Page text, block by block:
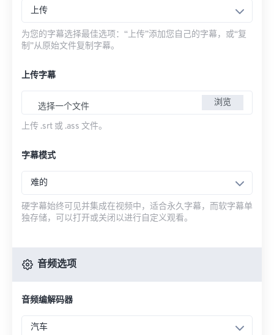
上传
为您的字幕选择最佳选项：“上传”添加您自己的字幕，或“复
制”从原始文件复制字幕。
上传字幕
选择一个文件 浏览
上传 .srt 或 .ass 文件。
字幕模式
难的
硬字幕始终可见并集成在视频中，适合永久字幕，而软字幕单
独存储，可以打开或关闭以进行自定义观看。
音频选项
音频编解码器
汽车